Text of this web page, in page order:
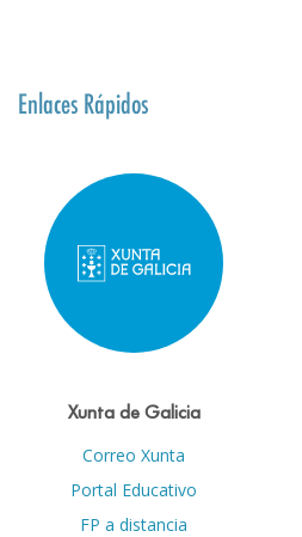
Enlaces Rápidos
Xunta de Galicia
Correo Xunta
Portal Educativo
FP a distancia